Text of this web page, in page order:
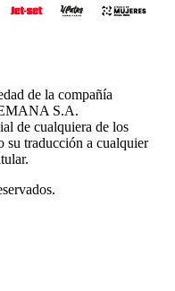
de la compañía
S.A.
de cualquiera de los
su traducción a cualquier